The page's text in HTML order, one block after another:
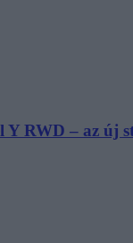
Y RWD – az új